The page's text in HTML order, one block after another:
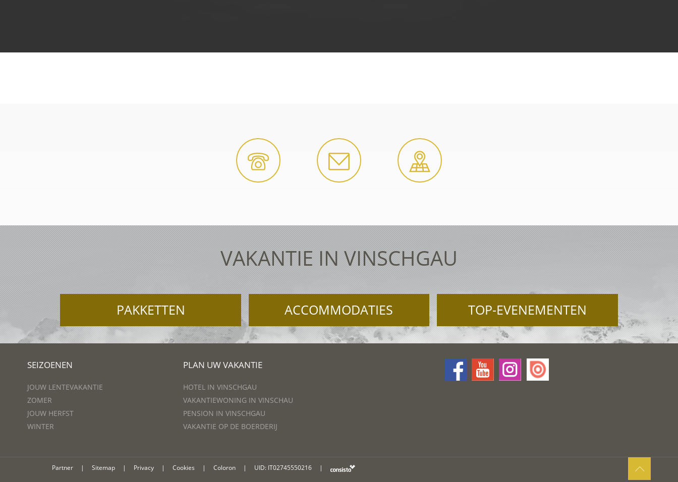
VAKANTIE IN VINSCHGAU
PAKKETTEN ACCOMMODATIES TOP-EVENEMENTEN
SEIZOENEN
JOUW LENTEVAKANTIE
ZOMER
JOUW HERFST
WINTER
PLAN UW VAKANTIE
HOTEL IN VINSCHGAU
VAKANTIEWONING IN VINSCHAU
PENSION IN VINSCHGAU
VAKANTIE OP DE BOERDERIJ
Partner | Sitemap | Privacy | Cookies | Coloron | UID: IT02745550216 |